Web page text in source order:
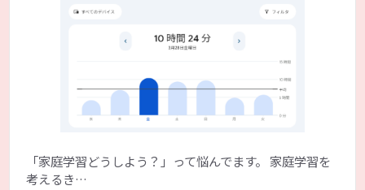
「家庭学習どうしよう？」って悩んでます。 家庭学習を
考えるき…